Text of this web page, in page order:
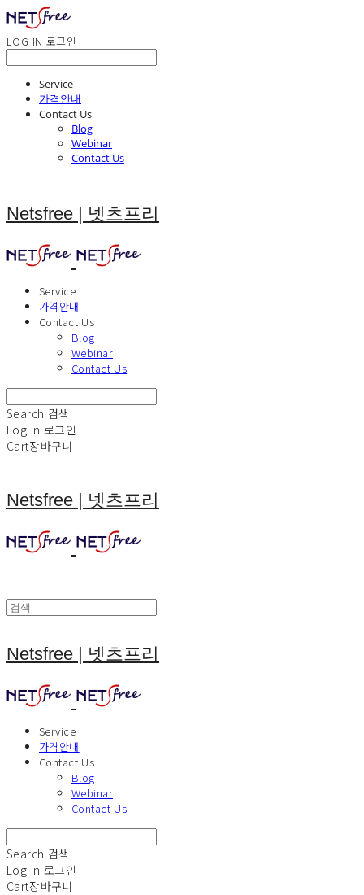
LOG IN 로그인
Service
가격안내
Contact Us
Blog
Webinar
Contact Us
Netsfree | 넷츠프리
Service
가격안내
Contact Us
Blog
Webinar
Contact Us
Search 검색
Log In 로그인
Cart장바구니
Netsfree | 넷츠프리
Netsfree | 넷츠프리
Service
가격안내
Contact Us
Blog
Webinar
Contact Us
Search 검색
Log In 로그인
Cart장바구니